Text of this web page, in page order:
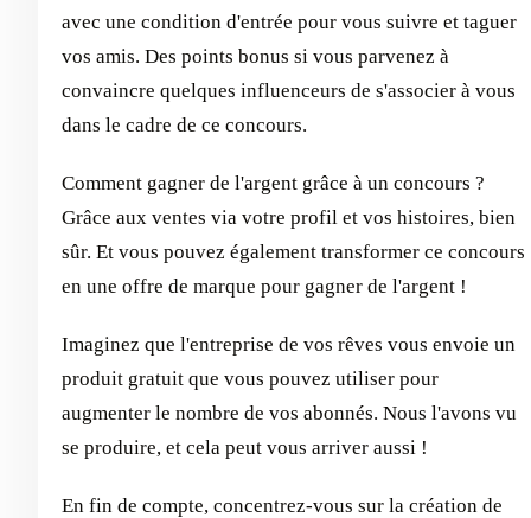
avec une condition d'entrée pour vous suivre et taguer
vos amis. Des points bonus si vous parvenez à
convaincre quelques influenceurs de s'associer à vous
dans le cadre de ce concours.
Comment gagner de l'argent grâce à un concours ?
Grâce aux ventes via votre profil et vos histoires, bien
sûr. Et vous pouvez également transformer ce concours
en une offre de marque pour gagner de l'argent !
Imaginez que l'entreprise de vos rêves vous envoie un
produit gratuit que vous pouvez utiliser pour
augmenter le nombre de vos abonnés. Nous l'avons vu
se produire, et cela peut vous arriver aussi !
En fin de compte, concentrez-vous sur la création de